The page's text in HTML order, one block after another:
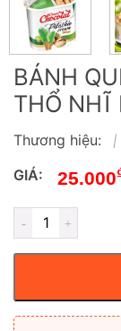
BÁNH
THỔ NHĨ
Thương hiệu: |
GIÁ:
25.000